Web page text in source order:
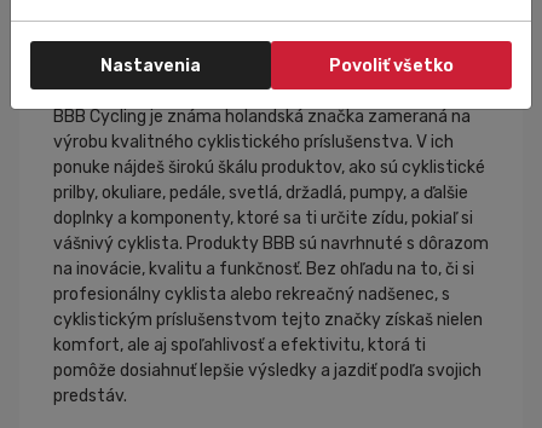
BBB Cycling
BBB Cycling je známa holandská značka zameraná na
výrobu kvalitného cyklistického príslušenstva. V ich
ponuke nájdeš širokú škálu produktov, ako sú cyklistické
prilby, okuliare, pedále, svetlá, držadlá, pumpy, a ďalšie
doplnky a komponenty, ktoré sa ti určite zídu, pokiaľ si
vášnivý cyklista. Produkty BBB sú navrhnuté s dôrazom
na inovácie, kvalitu a funkčnosť. Bez ohľadu na to, či si
profesionálny cyklista alebo rekreačný nadšenec, s
cyklistickým príslušenstvom tejto značky získaš nielen
komfort, ale aj spoľahlivosť a efektivitu, ktorá ti
pomôže dosiahnuť lepšie výsledky a jazdiť podľa svojich
predstáv.
Nastavenia Povoliť všetko